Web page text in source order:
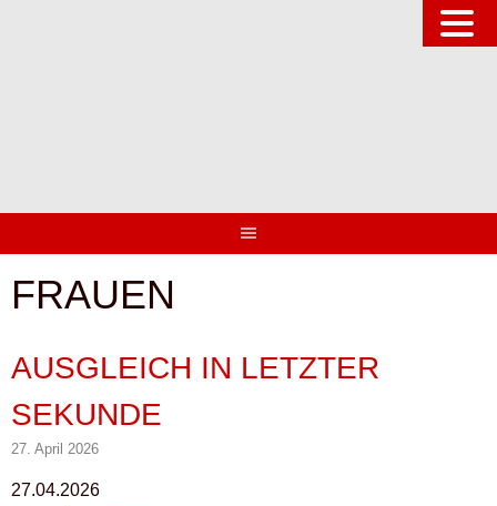
FRAUEN
AUSGLEICH IN LETZTER
SEKUNDE
27. April 2026
27.04.2026